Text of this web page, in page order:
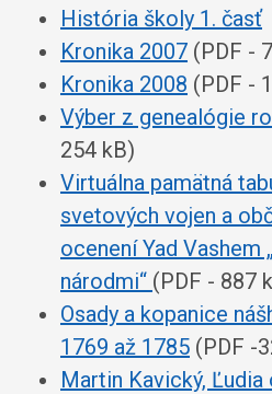
História školy 1. časť
Kronika 2007 (PDF -
Kronika 2008 (PDF -
Výber z genealógie
254 kB)
Virtuálna pamätná
svetových vojen a
ocenení Yad Vashem
národmi“ (PDF - 887
Osady a kopanice
1769 až 1785 (PDF -
Martin Kavický,